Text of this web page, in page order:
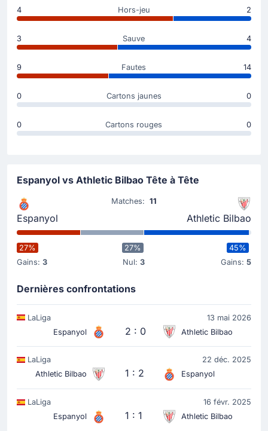
4 Hors-jeu 2
3 Sauve 4
9 Fautes 14
0 Cartons jaunes 0
0 Cartons rouges 0
Espanyol vs Athletic Bilbao Tête à Tête
Espanyol
Matches: 11
Athletic Bilbao
27%
Gains: 3
27%
Nul:3
45%
Gains: 5
Dernières confrontations
LaLiga
13 mai 2026
Espanyol
2 : 0 Athletic Bilbao
LaLiga
22 déc. 2025
Athletic Bilbao
1 : 2 Espanyol
LaLiga
16 févr. 2025
Espanyol
1 : 1 Athletic Bilbao